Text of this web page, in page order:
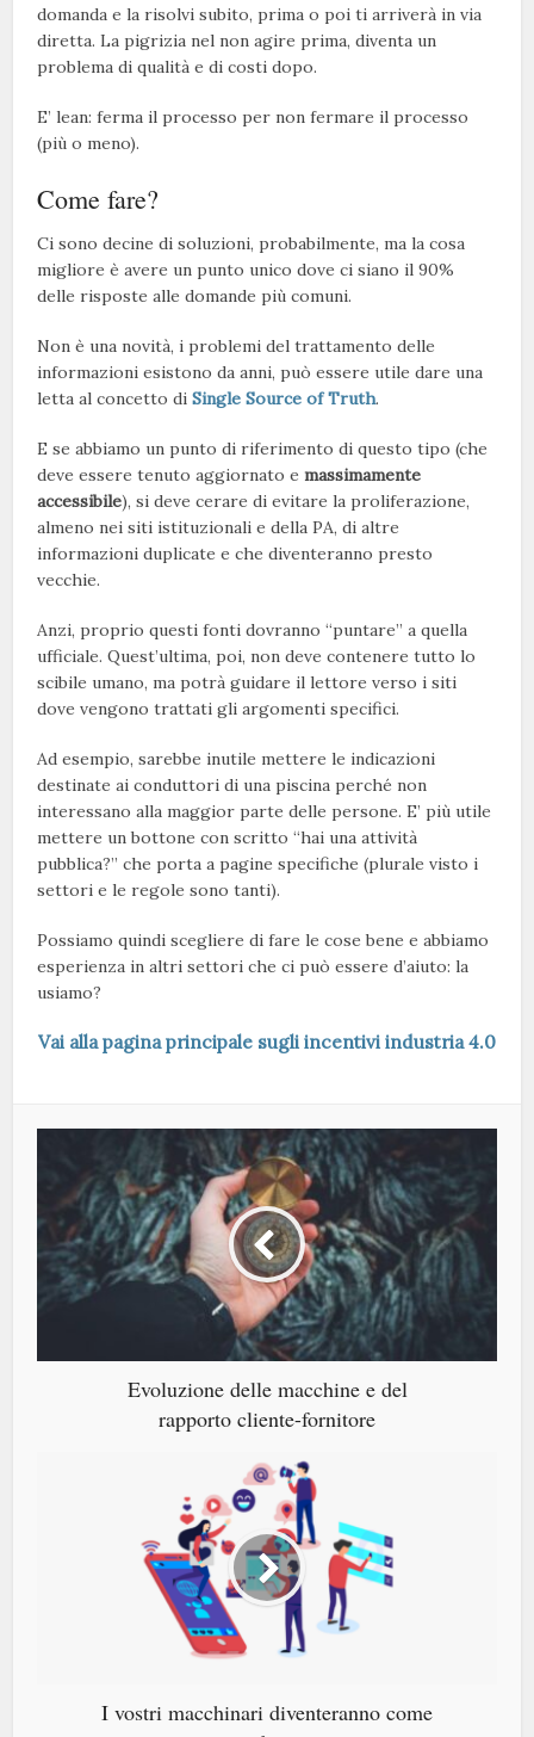
domanda e la risolvi subito, prima o poi ti arriverà in via
diretta. La pigrizia nel non agire prima, diventa un
problema di qualità e di costi dopo.
E’ lean: ferma il processo per non fermare il processo
(più o meno).
Come fare?
Ci sono decine di soluzioni, probabilmente, ma la cosa
migliore è avere un punto unico dove ci siano il 90%
delle risposte alle domande più comuni.
Non è una novità, i problemi del trattamento delle
informazioni esistono da anni, può essere utile dare una
letta al concetto diSingle Source of Truth.
E se abbiamo un punto di riferimento di questo tipo (che
deve essere tenuto aggiornato emassimamente
accessibile), si deve cerare di evitare la proliferazione,
almeno nei siti istituzionali e della PA, di altre
informazioni duplicate e che diventeranno presto
vecchie.
Anzi, proprio questi fonti dovranno “puntare” a quella
ufficiale. Quest’ultima, poi, non deve contenere tutto lo
scibile umano, ma potrà guidare il lettore verso i siti
dove vengono trattati gli argomenti specifici.
Ad esempio, sarebbe inutile mettere le indicazioni
destinate ai conduttori di una piscina perché non
interessano alla maggior parte delle persone. E’ più utile
mettere un bottone con scritto “hai una attività
pubblica?” che porta a pagine specifiche (plurale visto i
settori e le regole sono tanti).
Possiamo quindi scegliere di fare le cose bene e abbiamo
esperienza in altri settori che ci può essere d’aiuto: la
usiamo?
Vai alla pagina principale sugli incentivi industria 4.0
Evoluzione delle macchine e del
rapporto cliente-fornitore
I vostri macchinari diventeranno come